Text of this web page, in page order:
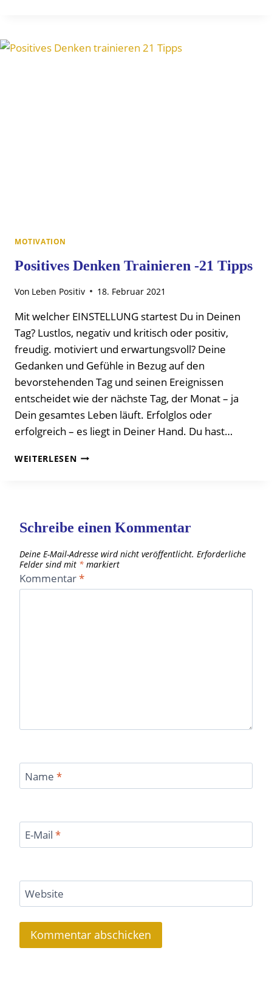
VERGANGENHEIT
MOTIVATION
Positives Denken Trainieren -21 Tipps
Von Leben Positiv 18. Februar 2021
Mit welcher EINSTELLUNG startest Du in Deinen
Tag? Lustlos, negativ und kritisch oder positiv,
freudig. motiviert und erwartungsvoll? Deine
Gedanken und Gefühle in Bezug auf den
bevorstehenden Tag und seinen Ereignissen
entscheidet wie der nächste Tag, der Monat – ja
Dein gesamtes Leben läuft. Erfolglos oder
erfolgreich – es liegt in Deiner Hand. Du hast…
WEITERLESENPOSITIVES
Schreibe einen Kommentar
Deine E-Mail-Adresse wird nicht veröffentlicht. Erforderliche
Felder sind mit * markiert
Kommentar*
Name *
E-Mail *
Website